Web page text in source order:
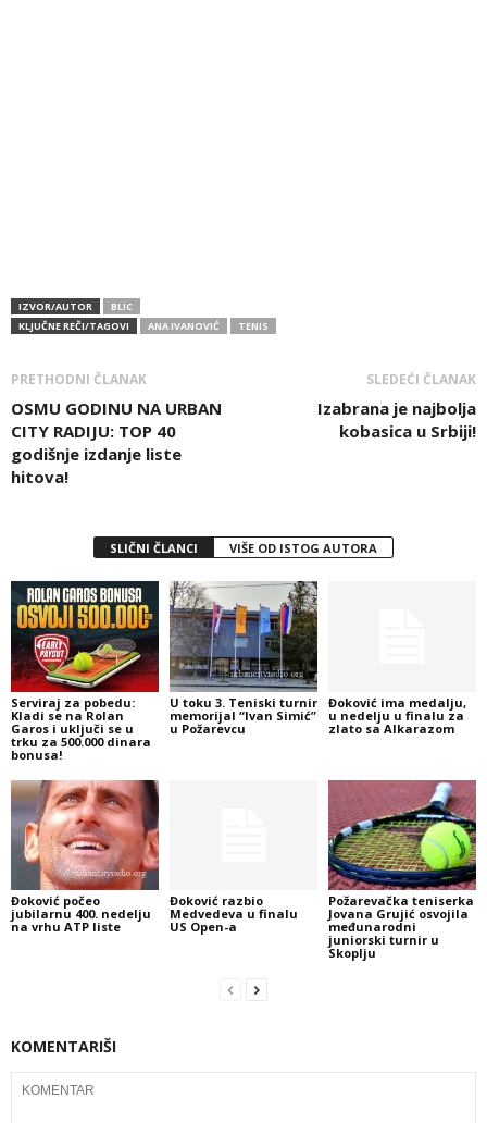
IZVOR/AUTOR
BLIC
KLJUČNE REČI/TAGOVI
ANA IVANOVIĆ TENIS
PRETHODNI ČLANAK
OSMU GODINU NA URBAN
CITY RADIJU: TOP 40
godišnje izdanje liste
hitova!
SLEDEĆI ČLANAK
Izabrana je najbolja
kobasica u Srbiji!
SLIČNI ČLANCI VIŠE OD ISTOG AUTORA
Serviraj za pobedu:
Kladi se na Rolan
Garos i uključi se u
trku za 500.000 dinara
bonusa!
U toku 3. Teniski turnir
memorijal “Ivan Simić”
u Požarevcu
Đoković ima medalju,
u nedelju u finalu za
zlato sa Alkarazom
Đoković počeo
jubilarnu 400. nedelju
na vrhu ATP liste
Đoković razbio
Medvedeva u finalu
US Open-a
Požarevačka teniserka
Jovana Grujić osvojila
međunarodni
juniorski turnir u
Skoplju
KOMENTARIŠI